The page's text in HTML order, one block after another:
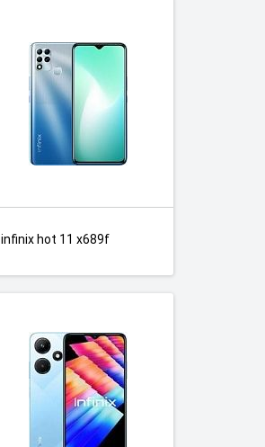
infinix hot 11 x689f